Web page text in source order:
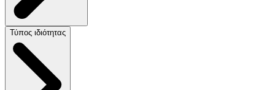
Τύπος ιδιότητας